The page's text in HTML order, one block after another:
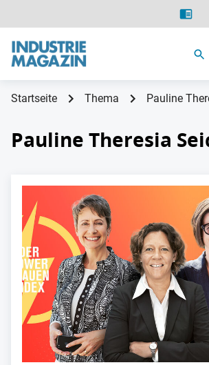
Startseite Thema Pauline
Pauline Theresia